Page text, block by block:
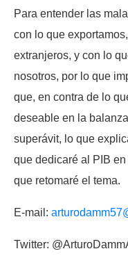
Para entender las
con lo que
extranjeros, y con lo
nosotros, por lo que
que, en contra de lo
deseable en la
superávit, lo que
que dedicaré al PIB
que retomaré el tema.
E-mail:
Twitter: